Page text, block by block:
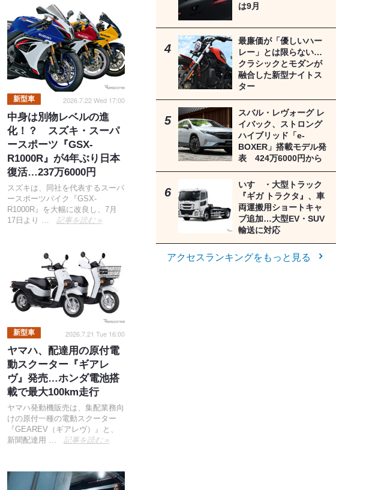
新型車 2026.7.22 Wed 17:00
中身は別物レベルの進
化！？ スズキ・スーパ
ースポーツ『GSX-
R1000R』が4年ぶり日本
復活…237万6000円
スズキは、同社を代表するスーパ
ースポーツバイク『GSX-
R1000R』を大幅に改良し、7月
17日より …
記事を読む »
新型車 2026.7.21 Tue 16:00
ヤマハ、配達用の原付電
動スクーター『ギアレ
ヴ』発売…ホンダ電池搭
載で最大100km走行
ヤマハ発動機販売は、集配業務向
けの原付一種の電動スクーター
『GEAREV（ギアレヴ）』と、
新聞配達用 …
記事を読む »
は9月
最廉価が「優しいハー
レー」とは限らない…
クラシックとモダンが
融合した新型ナイトス
ター
スバル・レヴォーグ レ
イバック、ストロング
ハイブリッド「e-
BOXER」搭載モデル発
表 424万6000円から
いすゞ・大型トラック
『ギガ トラクタ』、車
両運搬用ショートキャ
ブ追加…大型EV・SUV
輸送に対応
アクセスランキングをもっと見る